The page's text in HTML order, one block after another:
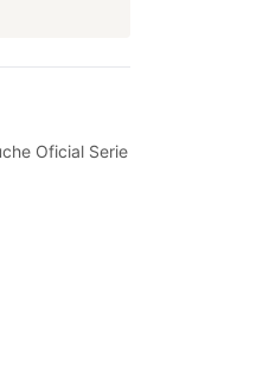
Oficial Serie